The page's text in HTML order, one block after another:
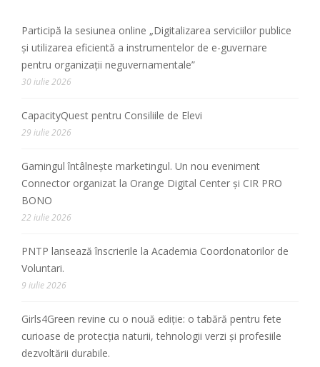
Participă la sesiunea online „Digitalizarea serviciilor publice
și utilizarea eficientă a instrumentelor de e-guvernare
pentru organizații neguvernamentale”
30 iulie 2026
CapacityQuest pentru Consiliile de Elevi
29 iulie 2026
Gamingul întâlnește marketingul. Un nou eveniment
Connector organizat la Orange Digital Center și CIR PRO
BONO
22 iulie 2026
PNTP lansează înscrierile la Academia Coordonatorilor de
Voluntari.
9 iulie 2026
Girls4Green revine cu o nouă ediție: o tabără pentru fete
curioase de protecția naturii, tehnologii verzi și profesiile
dezvoltării durabile.